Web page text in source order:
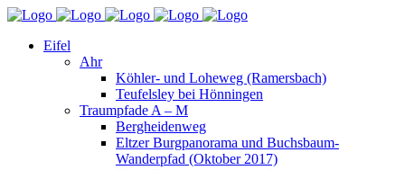
Eifel
Ahr
Köhler- und Loheweg (Ramersbach)
Teufelsley bei Hönningen
Traumpfade A – M
Bergheidenweg
Eltzer Burgpanorama und Buchsbaum-
Wanderpfad (Oktober 2017)